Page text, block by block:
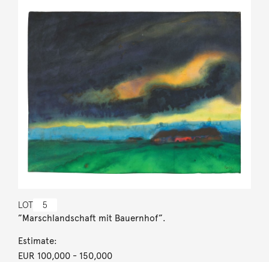
LOT 5
”Marschlandschaft mit Bauernhof”.
Estimate:
EUR 100,000- 150,000